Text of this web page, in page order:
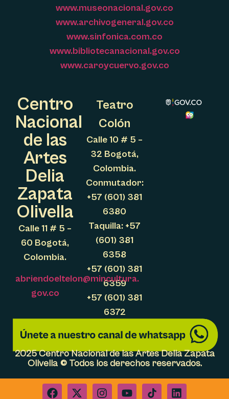
www.museonacional.gov.co
www.archivogeneral.gov.co
www.sinfonica.com.co
www.bibliotecanacional.gov.co
www.caroycuervo.gov.co
Centro
Nacional
de las
Artes
Delia
Zapata
Olivella
Calle 11 # 5 –
60 Bogotá,
Colombia.
abriendoeltelon@mincultura.
gov.co
Teatro
Colón
Calle 10 # 5 –
32 Bogotá,
Colombia.
Conmutador:
+57 (601) 381
6380
Taquilla: +57
(601) 381
6358
+57 (601) 381
6359
+57 (601) 381
6372
2025 Centro Nacional de las Artes Delia Zapata
Olivella © Todos los derechos reservados.